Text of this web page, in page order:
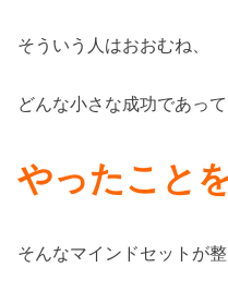
そういう人はおおむね、
どんな小さな成功であって
やったこと
そんなマインドセットが整